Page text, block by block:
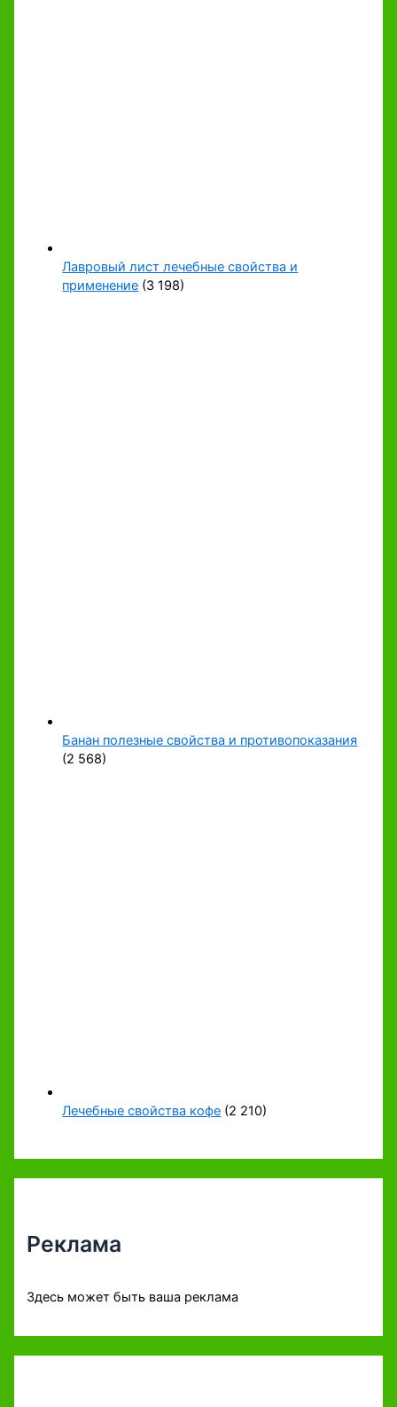
Лавровый лист лечебные свойства и
применение (3 198)
Банан полезные свойства и противопоказания
(2 568)
Лечебные свойства кофе (2 210)
Реклама
Здесь может быть ваша реклама